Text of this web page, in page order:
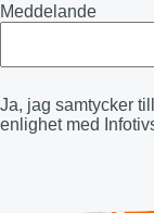
Meddelande
Ja, jag samtycker
enlighet med